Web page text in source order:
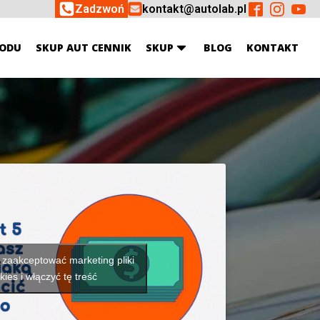
Zadzwoń kontakt@autolab.pl
SKUP AUT CENNIK SKUP BLOG KONTAKT
marketing pliki
i włączyć tę treść